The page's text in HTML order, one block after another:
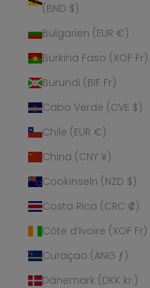
(BND $)
Bulgarien (EUR €)
Burkina Faso (XOF Fr)
Burundi (BIF Fr)
Cabo Verde (CVE $)
Chile (EUR €)
China (CNY ¥)
Cookinseln (NZD $)
Costa Rica (CRC ₡)
Côte d’Ivoire (XOF Fr)
Curaçao (ANG ƒ)
Dänemark (DKK kr.)